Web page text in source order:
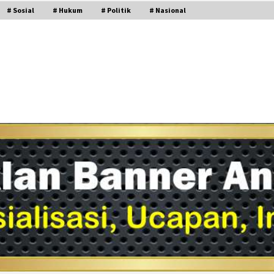
# Sosial # Hukum # Politik # Nasional